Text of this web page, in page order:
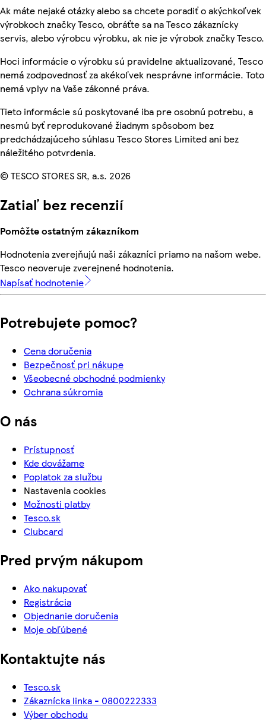
Ak máte nejaké otázky alebo sa chcete poradiť o akýchkoľvek
výrobkoch značky Tesco, obráťte sa na Tesco zákaznícky
servis, alebo výrobcu výrobku, ak nie je výrobok značky Tesco.
Hoci informácie o výrobku sú pravidelne aktualizované, Tesco
nemá zodpovednosť za akékoľvek nesprávne informácie. Toto
nemá vplyv na Vaše zákonné práva.
Tieto informácie sú poskytované iba pre osobnú potrebu, a
nesmú byť reprodukované žiadnym spôsobom bez
predchádzajúceho súhlasu Tesco Stores Limited ani bez
náležitého potvrdenia.
© TESCO STORES SR, a.s. 2026
Zatiaľ bez recenzií
Pomôžte ostatným zákazníkom
Hodnotenia zverejňujú naši zákazníci priamo na našom webe.
Tesco neoveruje zverejnené hodnotenia.
Napísať hodnotenie
Potrebujete pomoc?
Cena doručenia
Bezpečnosť pri nákupe
Všeobecné obchodné podmienky
Ochrana súkromia
O nás
Prístupnosť
Kde dovážame
Poplatok za službu
Nastavenia cookies
Možnosti platby
Tesco.sk
Clubcard
Pred prvým nákupom
Ako nakupovať
Registrácia
Objednanie doručenia
Moje obľúbené
Kontaktujte nás
Tesco.sk
Zákaznícka linka - 0800222333
Výber obchodu